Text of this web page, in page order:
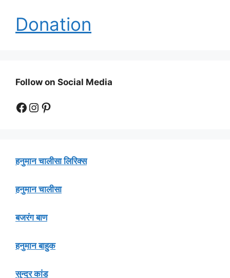
Donation
Follow on Social Media
Facebook
Instagram
Pinterest
हनुमान चालीसा लिरिक्स
हनुमान चालीसा
बजरंग बाण
हनुमान बाहुक
सुन्दर कांड